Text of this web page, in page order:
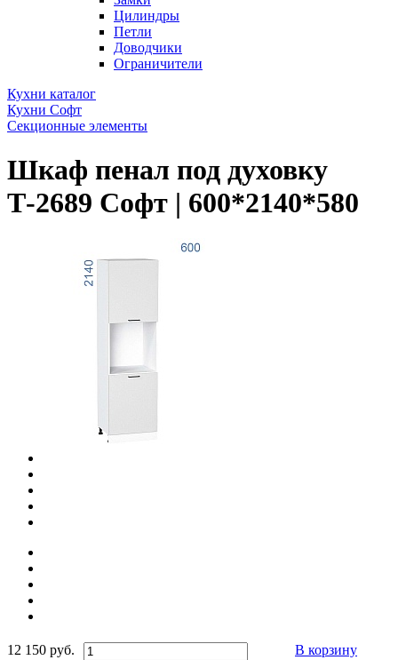
Цилиндры
Петли
Доводчики
Ограничители
Кухни каталог
Кухни Софт
Секционные элементы
Шкаф пенал под духовку
Т-2689 Софт | 600*2140*580
12 150 руб.
В корзину